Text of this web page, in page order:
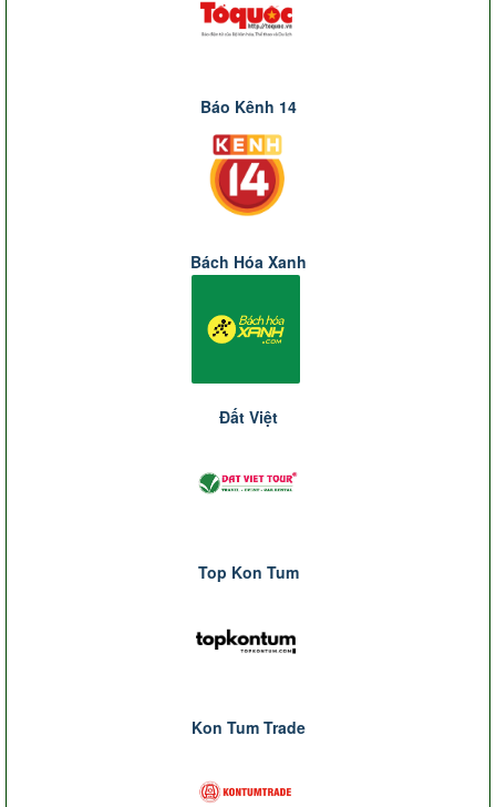
Báo Kênh 14
Bách Hóa Xanh
Đất Việt
Top Kon Tum
Kon Tum Trade